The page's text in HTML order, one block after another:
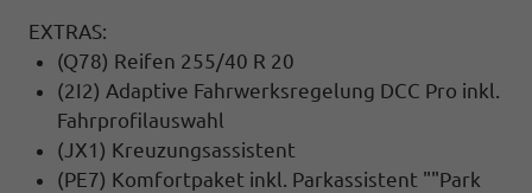
EXTRAS:
(Q78) Reifen 255/40 R 20
(2I2) Adaptive Fahrwerksregelung DCC Pro inkl.
Fahrprofilauswahl
(JX1) Kreuzungsassistent
(PE7) Komfortpaket inkl. Parkassistent ""Park